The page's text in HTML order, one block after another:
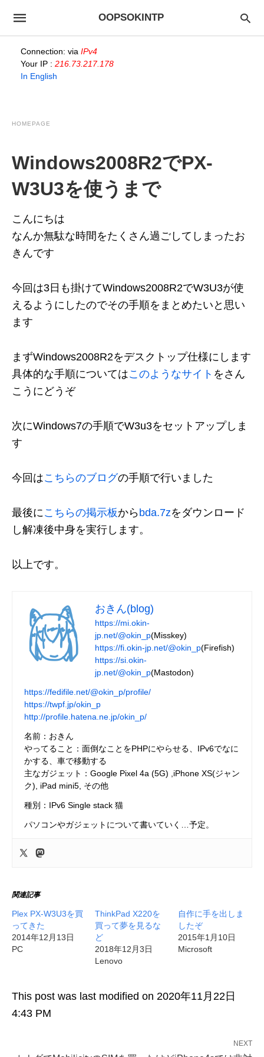
OOPSOKINTP
Connection: via IPv4
Your IP : 216.73.217.178
In English
HOMEPAGE
Windows2008R2でPX-
W3U3を使うまで
こんにちは
なんか無駄な時間をたくさん過ごしてしまったお
きんです
今回は3日も掛けてWindows2008R2でW3U3が使
えるようにしたのでその手順をまとめたいと思い
ます
まずWindows2008R2をデスクトップ仕様にします
具体的な手順についてはこのようなサイト をさん
こうにどうぞ
次にWindows7の手順でW3u3をセットアップしま
す
今回はこちらのブログの手順で行いました
最後にこちらの掲示板から bda.7zをダウンロード
し解凍後中身を実行します。
以上です。
おきん(blog)
https://mi.okin-
jp.net/@okin_p(Misskey)
https://fi.okin-jp.net/@okin_p(Firefish)
https://si.okin-
jp.net/@okin_p(Mastodon)
https://fedifile.net/@okin_p/profile/
https://twpf.jp/okin_p
http://profile.hatena.ne.jp/okin_p/
名前：おきん
やってること：面倒なことをPHPにやらせる、IPv6でなに
かする、車で移動する
主なガジェット：Google Pixel 4a (5G) ,iPhone XS(ジャン
ク), iPad mini5, その他
種別：IPv6 Single stack 猫
パソコンやガジェットについて書いていく…予定。
関連記事
Plex PX-W3U3を買
ってきた
2014年12月13日
PC
ThinkPad X220を
買って夢を見るな
ど
2018年12月3日
Lenovo
自作に手を出しま
したぞ
2015年1月10日
Microsoft
This post was last modified on 2020年11月22日
4:43 PM
NEXT